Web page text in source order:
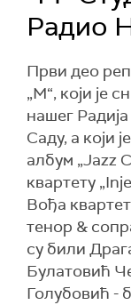
Радио
Први део
„М“, који је
нашег
Саду, а који
албум „Jazz
квартету
Вођа
тенор &
су били
Булатовић
Голубовић -